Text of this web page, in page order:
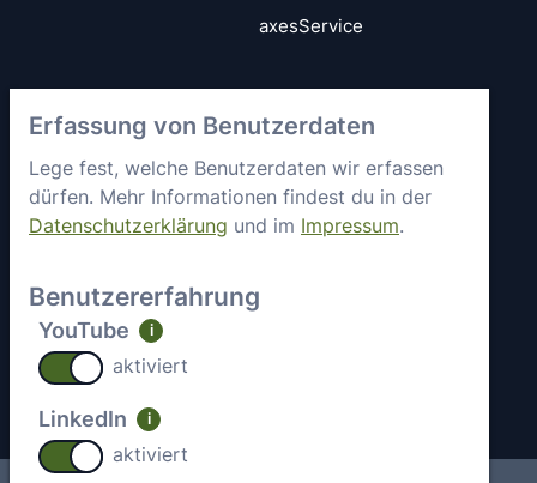
Erfassung von Benutzerdaten
Lege fest, welche Benutzerdaten wir erfassen
dürfen. Mehr Informationen findest du in der
Datenschutzerklärung und im Impressum.
Benutzererfahrung
YouTube i
aktiviert
LinkedIn i
aktiviert
axesService
Sicherheit
Allgemeine
Geschäftsbedingungen
Datenschutz
Impressum
Mitgliedschaften &
Engagement